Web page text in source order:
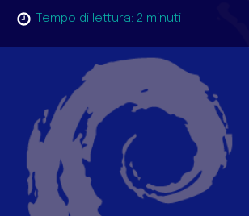
Tempo di lettura: 2 minuti